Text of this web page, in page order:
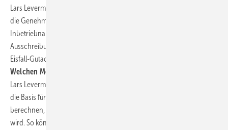
Lars Levermann: Wir erstellen Schall- und Schattenwurf-Gutachten für
die Genehmigung und den Standortgüternachweis zur
Inbetriebnahme. Dieser ist für die Vergütungshöhe nach der
Ausschreibung relevant. Darüber hinaus bieten wir Extremwind- und
Eisfall-Gutachten an.
Welchen Mehrwert bieten Ertragsgutachten aus Ihrem Hause?
Lars Levermann: Unsere Ertrags-, Wind- oder Energiegutachten sind
die Basis für die Bewertung der Einnahmenseite von Windparks. Sie
berechnen, wie viel Energie in einem durchschnittlichen Jahr erzeugt
wird. So können Sie die Wirtschaftlichkeit berechnen, es finanzieren